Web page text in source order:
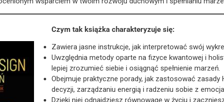
Czym tak książka charakteryzuje się:
Zawiera jasne instrukcje, jak interpretować swój
Uwzględnia metody oparte na fizyce kwantowej i
lepiej zrozumieć siebie i osiągnąć spełnienie marzeń.
Obejmuje praktyczne porady, jak zastosować zasady
decyzji, zarządzaniu energią i radzeniu sobie z
Dzięki niej odnajdziesz równowagę w życiu i